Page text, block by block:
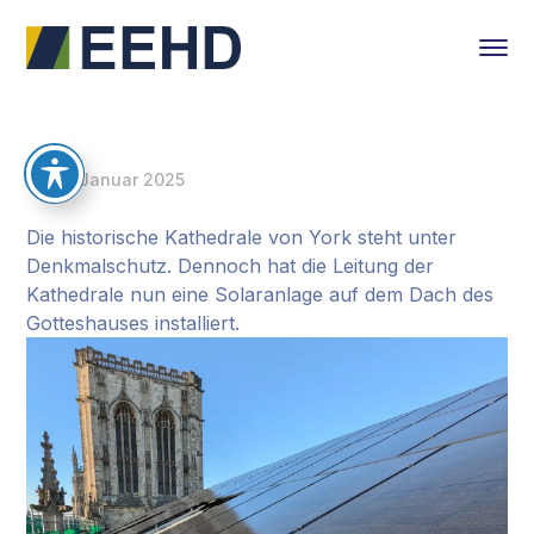
30. Januar 2025
Die historische Kathedrale von York steht unter
Denkmalschutz. Dennoch hat die Leitung der
Kathedrale nun eine Solaranlage auf dem Dach des
Gotteshauses installiert.